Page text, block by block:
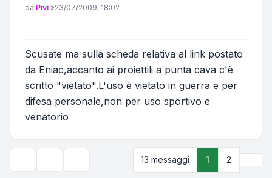
Messaggio
da Pivi »23/07/2009, 18:02
Scusate ma sulla scheda relativa al link postato
da Eniac,accanto ai proiettili a punta cava c'è
scritto "vietato".L'uso è vietato in guerra e per
difesa personale,non per uso sportivo e
venatorio
Opzioni di visualizzazione e ordinamento
13 messaggi 1 2